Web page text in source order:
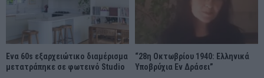
Ένα 60s εξαρχειώτικο διαμέρισμα
μετατράπηκε σε φωτεινό Studio
“28η Οκτωβρίου 1940: Ελληνικά
Υποβρύχια Εν Δράσει”